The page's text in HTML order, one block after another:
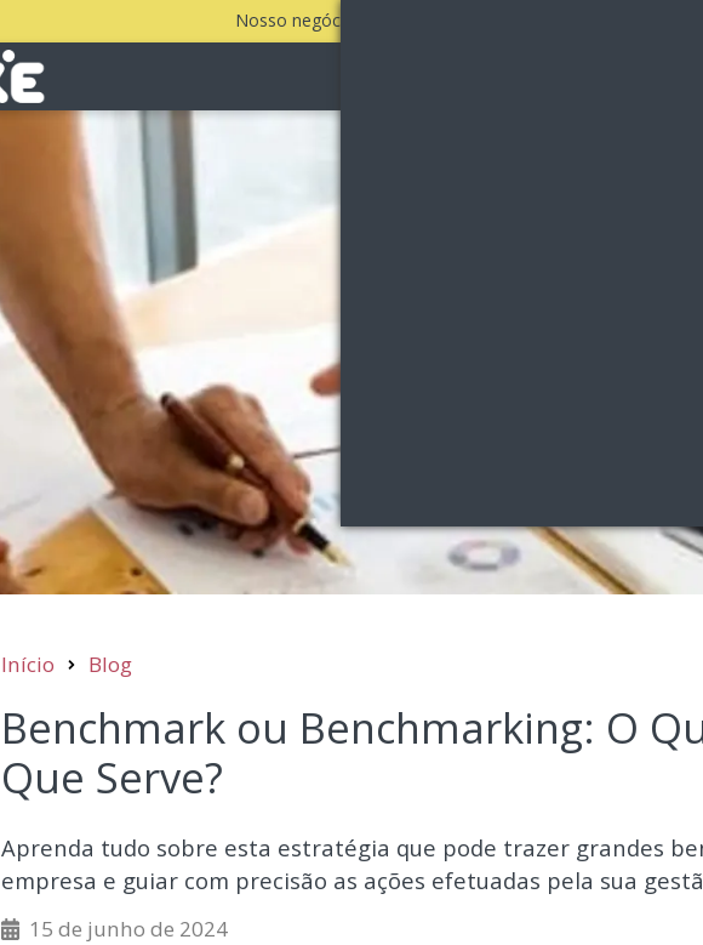
Nosso negócio é fazer a sua empresa vender todos os dias!
Início Blog
Benchmark ou Benchmarking: O
Que Serve?
Aprenda tudo sobre esta estratégia que pode trazer grandes
empresa e guiar com precisão as ações efetuadas pela sua
15 de junho de 2024